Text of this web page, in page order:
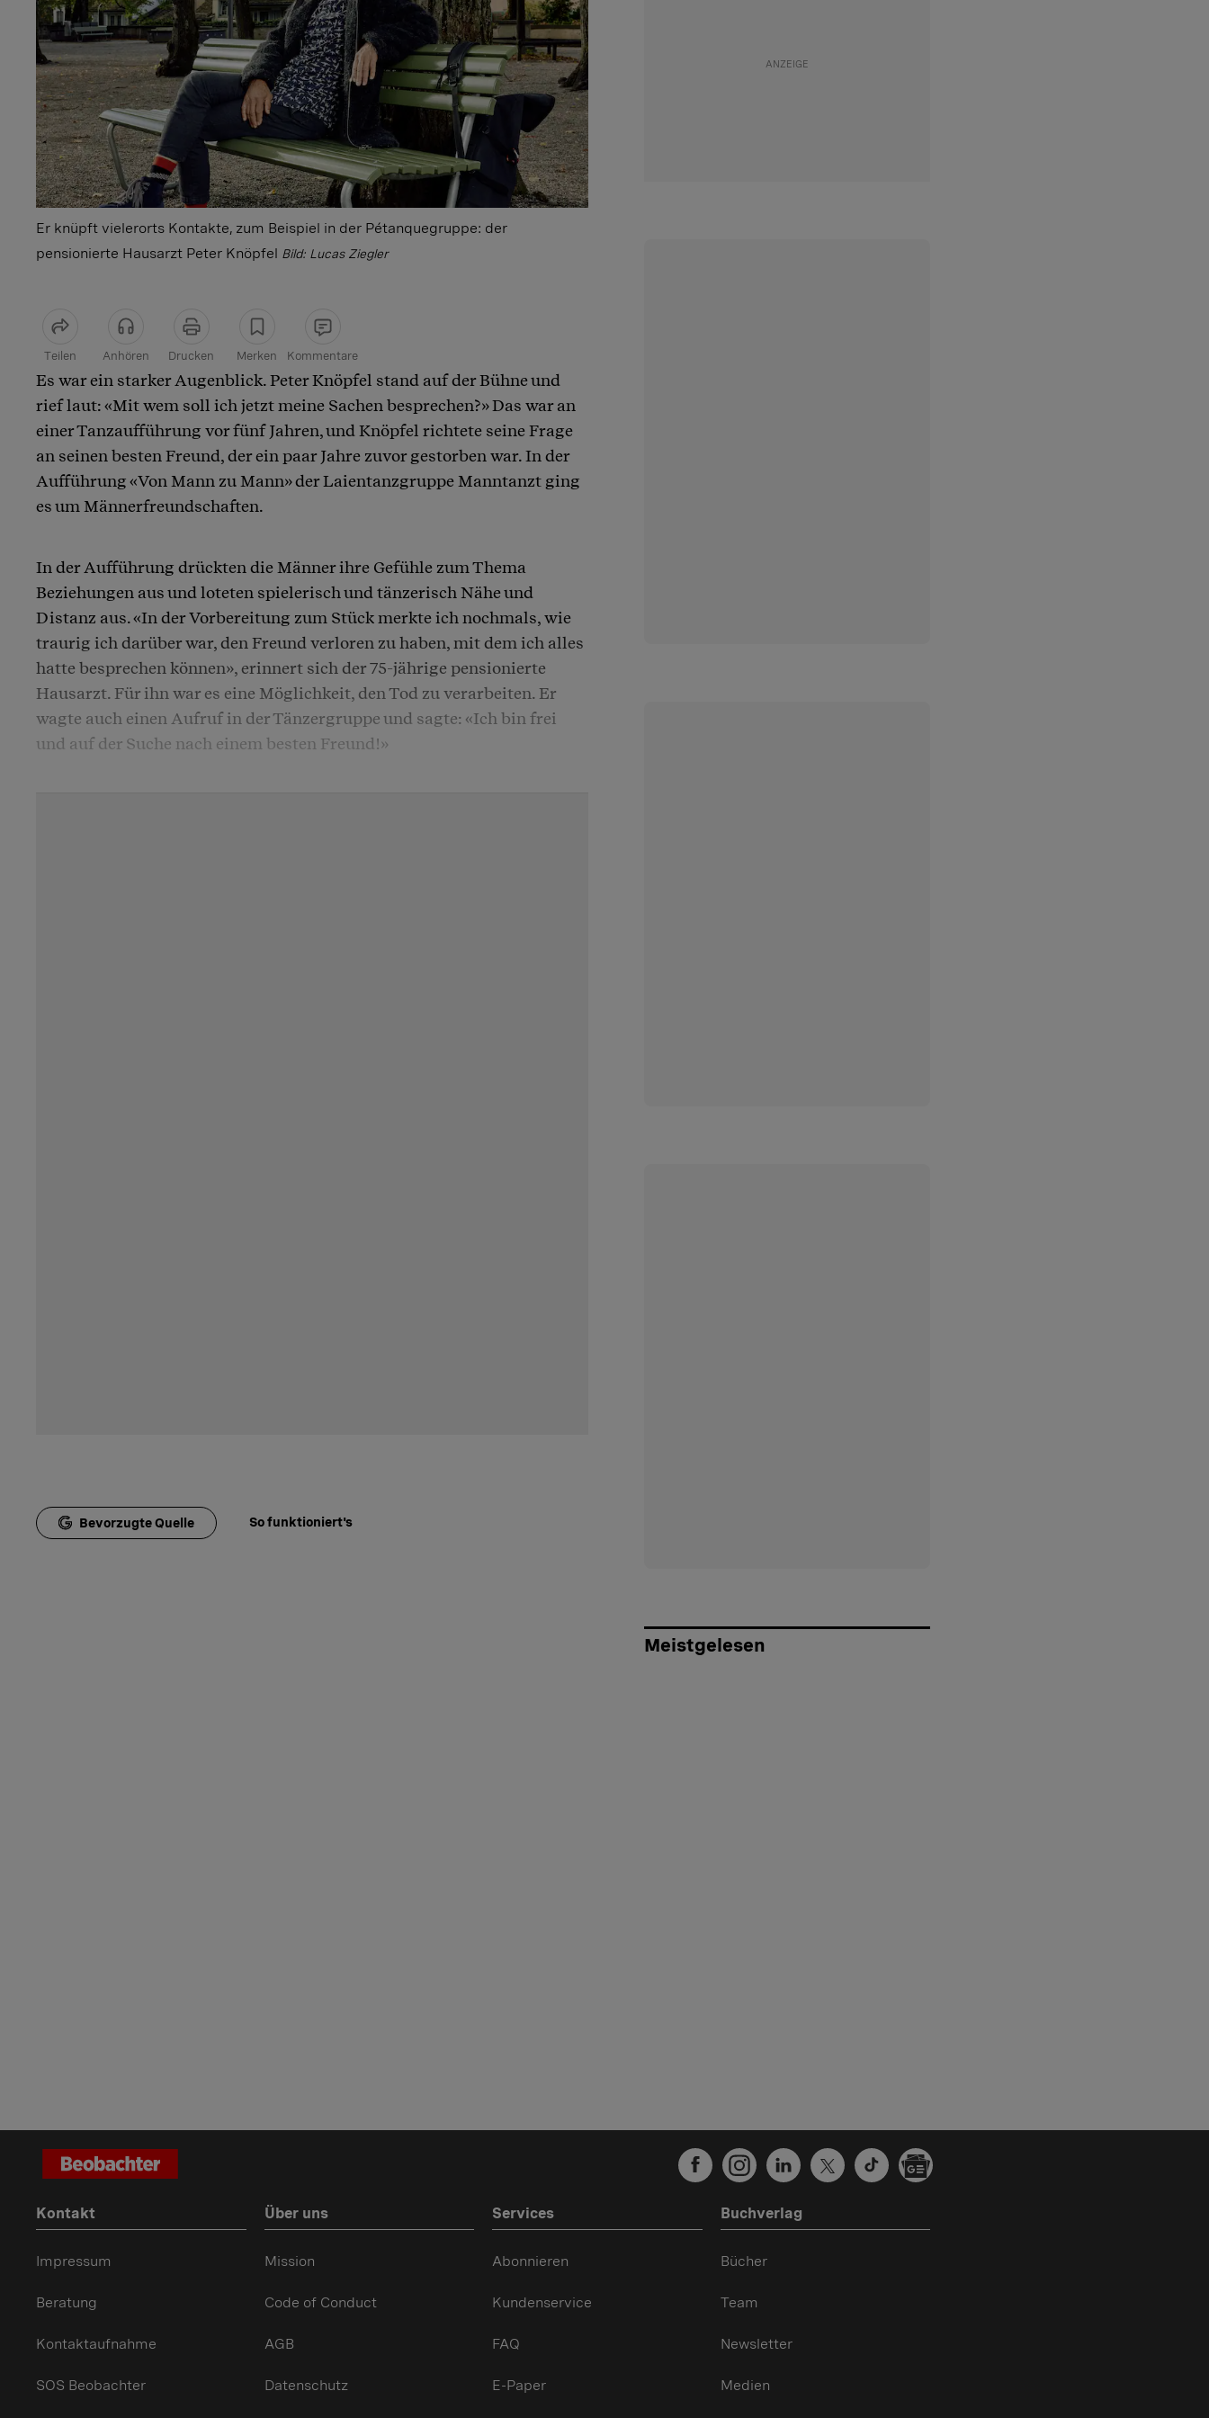
Er knüpft vielerorts Kontakte, zum Beispiel in der Pétanquegruppe: der
pensionierte Hausarzt Peter Knöpfel Bild: Lucas Ziegler
Teilen Anhören Drucken Merken Kommentare
Artikel teilen
Es war ein starker Augenblick. Peter Knöpfel stand auf der Bühne und
rief laut: «Mit wem soll ich jetzt meine Sachen besprechen?» Das war an
einer Tanzaufführung vor fünf Jahren, und Knöpfel richtete seine Frage
an seinen besten Freund, der ein paar Jahre zuvor gestorben war. In der
Aufführung «Von Mann zu Mann» der Laientanzgruppe Manntanzt ging
es um Männerfreundschaften.
In der Aufführung drückten die Männer ihre Gefühle zum Thema
Beziehungen aus und loteten spielerisch und tänzerisch Nähe und
Distanz aus. «In der Vorbereitung zum Stück merkte ich nochmals, wie
traurig ich darüber war, den Freund verloren zu haben, mit dem ich alles
hatte besprechen können», erinnert sich der 75-jährige pensionierte
Hausarzt. Für ihn war es eine Möglichkeit, den Tod zu verarbeiten. Er
wagte auch einen Aufruf in der Tänzergruppe und sagte: «Ich bin frei
und auf der Suche nach einem besten Freund!»
Bevorzugte Quelle So funktioniert's
Meistgelesen
Kontakt
Impressum
Beratung
Kontaktaufnahme
SOS Beobachter
Über uns
Mission
Code of Conduct
AGB
Datenschutz
Services
Abonnieren
Kundenservice
FAQ
E-Paper
Buchverlag
Bücher
Team
Newsletter
Medien